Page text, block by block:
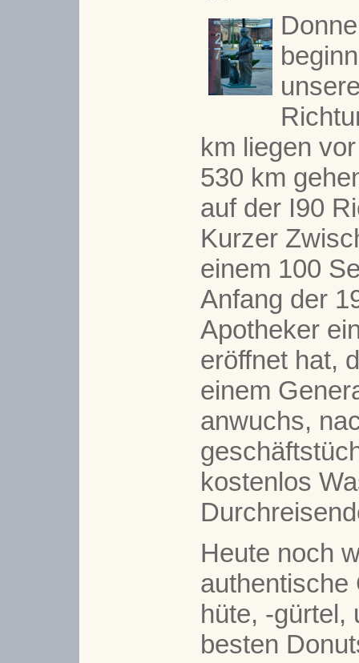
km liegen
530 km
auf der I90
Kurzer
einem 100
Anfang der
Apotheker
eröffnet hat,
einem
anwuchs,
kostenlos
Heute noch
authentische
hüte, -gürtel,
besten